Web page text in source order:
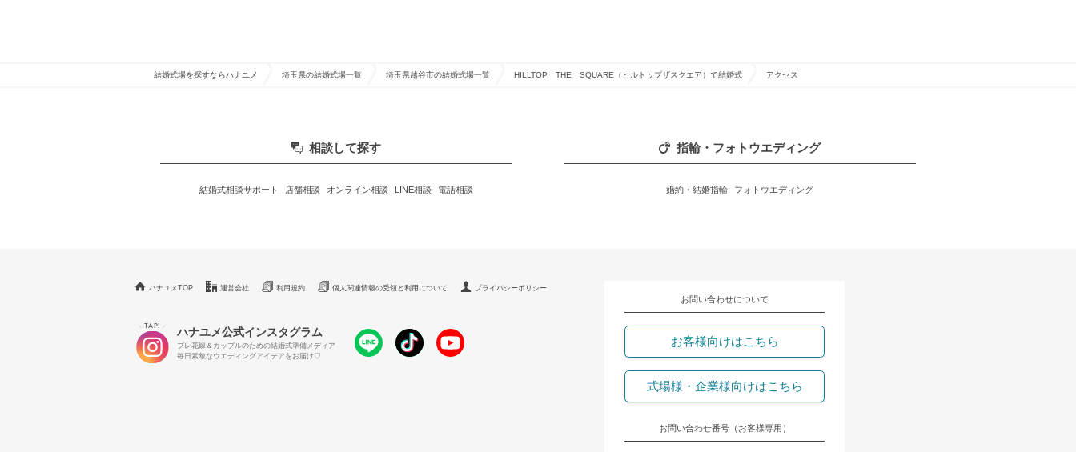
結婚式場を探すならハナユメ 埼玉県の結婚式場一覧 埼玉県越谷市の結婚式場一覧 HILLTOP THE SQUARE（ヒルトップザスクエア）で結婚式 アクセス
相談して探す
結婚式相談サポート 店舗相談 オンライン相談 LINE相談 電話相談
指輪・フォトウエディング
婚約・結婚指輪 フォトウエディング
ハナユメTOP 運営会社 利用規約 個人関連情報の受領と利用について プライバシーポリシー
＼ TAP! ／ ハナユメ公式インスタグラム
プレ花嫁＆カップルのための結婚式準備メディア
毎日素敵なウエディングアイデアをお届け♡
お問い合わせについて
お客様向けはこちら
式場様・企業様向けはこちら
お問い合わせ番号（お客様専用）